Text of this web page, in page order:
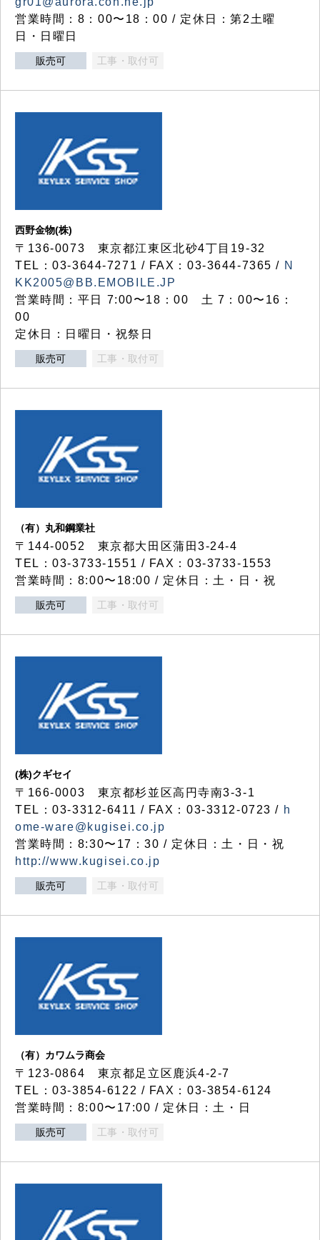
営業時間：8：00〜18：00 / 定休日：第2土曜
日・日曜日
販売可 工事・取付可
西野金物(株)
〒136-0073 東京都江東区北砂4丁目19-32
TEL：03‐3644‐7271 / FAX：03-3644-7365 / N
KK2005@BB.EMOBILE.JP
営業時間：平日 7:00〜18：00 土 7：00〜16：
00
定休日：日曜日・祝祭日
販売可 工事・取付可
（有）丸和鋼業社
〒144-0052 東京都大田区蒲田3-24-4
TEL：03-3733-1551 / FAX：03-3733-1553
営業時間：8:00〜18:00 / 定休日：土・日・祝
販売可 工事・取付可
(株)クギセイ
〒166-0003 東京都杉並区高円寺南3-3-1
TEL：03-3312-6411 / FAX：03-3312-0723 / h
ome-ware@kugisei.co.jp
営業時間：8:30〜17：30 / 定休日：土・日・祝
http://www.kugisei.co.jp
販売可 工事・取付可
（有）カワムラ商会
〒123-0864 東京都足立区鹿浜4-2-7
TEL：03-3854-6122 / FAX：03-3854-6124
営業時間：8:00〜17:00 / 定休日：土・日
販売可 工事・取付可